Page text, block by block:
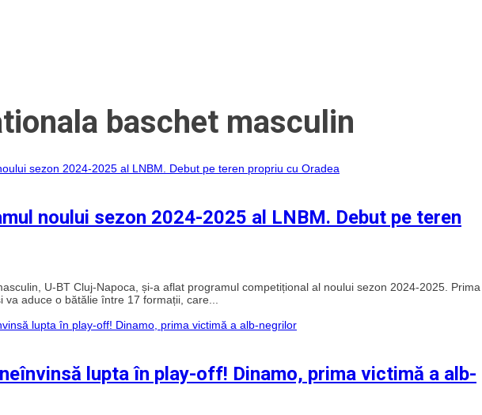
baschet masculin
noului sezon 2024-2025 al LNBM. Debut pe teren
U-BT Cluj-Napoca, și-a aflat programul competițional al noului sezon 2024-2025. Prima
aduce o bătălie între 17 formații, care...
lupta în play-off! Dinamo, prima victimă a alb-